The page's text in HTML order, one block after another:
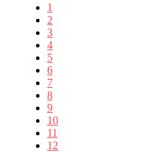
1
2
3
4
5
6
7
8
9
10
11
12